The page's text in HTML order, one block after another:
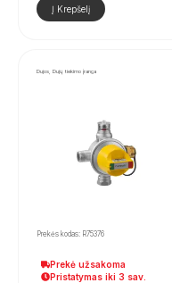
Į Krepšelį
Dujos, Dujų tiekimo įranga
Prekės kodas: R75376
Prekė užsakoma
Pristatymas iki 3 sav.